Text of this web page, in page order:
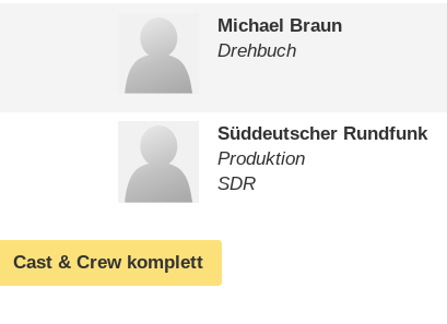
Michael Braun
Drehbuch
Süddeutscher Rundfunk
Produktion
SDR
Cast & Crew komplett